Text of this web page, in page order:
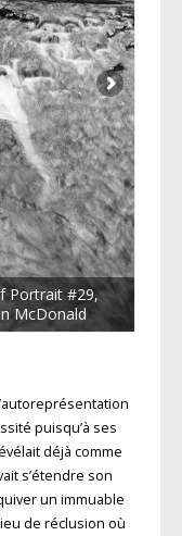
Portrait #29,
McDonald
puisqu’à ses
déjà comme
s’étendre son
un immuable
de réclusion où